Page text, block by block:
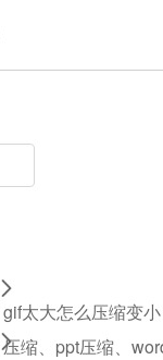
gif太大怎么压缩变
压缩、ppt压缩、